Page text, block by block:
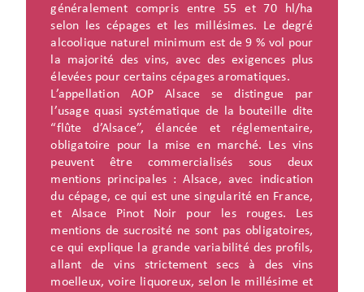
généralement compris entre 55 et 70 hl/ha
selon les cépages et les millésimes. Le degré
alcoolique naturel minimum est de 9 % vol pour
la majorité des vins, avec des exigences plus
élevées pour certains cépages aromatiques.
L’appellation AOP Alsace se distingue par
l’usage quasi systématique de la bouteille dite
“flûte d’Alsace”, élancée et réglementaire,
obligatoire pour la mise en marché. Les vins
peuvent être commercialisés sous deux
mentions principales : Alsace, avec indication
du cépage, ce qui est une singularité en France,
et Alsace Pinot Noir pour les rouges. Les
mentions de sucrosité ne sont pas obligatoires,
ce qui explique la grande variabilité des profils,
allant de vins strictement secs à des vins
moelleux, voire liquoreux, selon le millésime et